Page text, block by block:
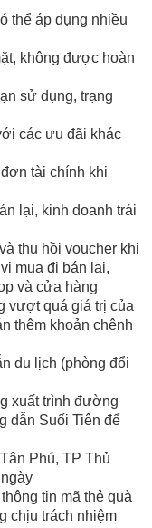
thể áp dụng nhiều
không được hoàn
sử dụng, trạng
các ưu đãi khác
tài chính khi
lại, kinh doanh trái
thu hồi voucher khi
mua đi bán lại,
và cửa hàng
vượt quá giá trị của
thêm khoản chênh
du lịch (phòng đổi
xuất trình đường
dẫn Suối Tiên để
Phú, TP Thủ
tin mã thẻ quà
chịu trách nhiệm